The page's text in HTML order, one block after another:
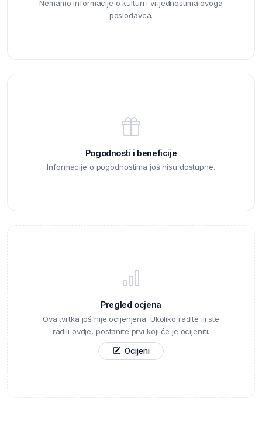
Nemamo informacije o kulturi i vrijednostima ovoga
poslodavca.
Pogodnosti i beneficije
Informacije o pogodnostima još nisu dostupne.
Pregled ocjena
Ova tvrtka još nije ocijenjena. Ukoliko radite ili ste
radili ovdje, postanite prvi koji će je ocijeniti.
Ocijeni